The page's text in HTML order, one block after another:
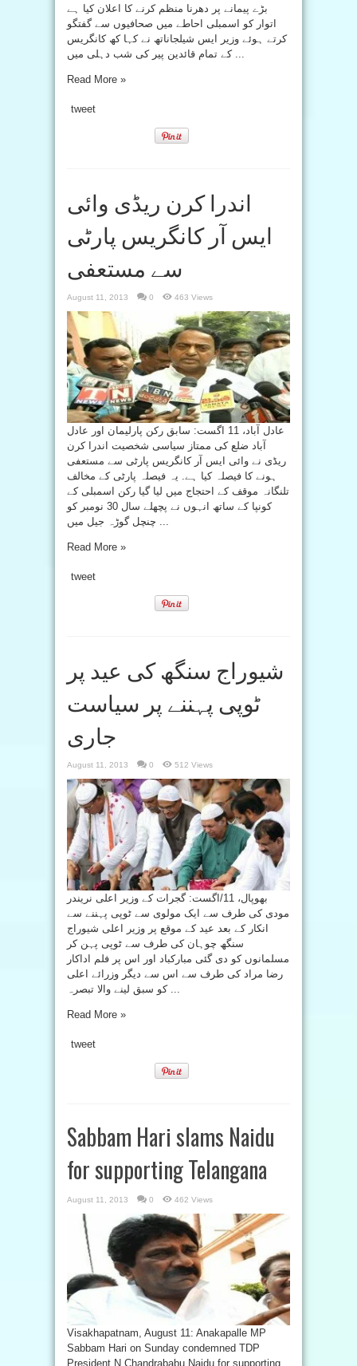
بڑے پیمانے پر دھرنا منظم کرنے کا اعلان کیا ہے
اتوار کو اسمبلی احاطے میں صحافیوں سے گفتگو
کرتے ہوئے وزیر ایس شیلجاناتھ نے کہا کھ کانگریس
کے تمام قائدین پیر کی شب دہلی میں ...
Read More »
tweet
اندرا کرن ریڈی وائی
ایس آر کانگریس پارٹی
سے مستعفی
August 11, 2013 0 463 Views
عادل آباد، 11 اگست: سابق رکن پارلیمان اور عادل
آباد ضلع کی ممتاز سیاسی شخصیت اندرا کرن
ریڈی نے وائی ایس آر کانگریس پارٹی سے مستعفی
ہونے کا فیصلہ کیا ہے. یہ فیصلہ پارٹی کے مخالف
تلنگانہ موقف کے احتجاج میں لیا گیا رکن اسمبلی کے
کونپا کے ساتھ انہوں نے پچھلے سال 30 نومبر کو
چنچل گوڑہ جیل میں ...
Read More »
tweet
شیوراج سنگھ کی عید پر
ٹوپی پہننے پر سیاست
جاری
August 11, 2013 0 512 Views
بھوپال، 11/اگست: گجرات کے وزیر اعلی نریندر
مودی کی طرف سے ایک مولوی سے ٹوپی پہننے سے
انکار کے بعد عید کے موقع پر وزیر اعلی شیوراج
سنگھ چوہان کی طرف سے ٹوپی پہن کر
مسلمانوں کو دی گئی مبارکباد اور اس پر فلم اداکار
رضا مراد کی طرف سے اس سے دیگر وزرائے اعلی
کو سبق لینے والا تبصرہ ...
Read More »
tweet
Sabbam Hari slams Naidu
for supporting Telangana
August 11, 2013 0 462 Views
Visakhapatnam, August 11: Anakapalle MP
Sabbam Hari on Sunday condemned TDP
President N Chandrababu Naidu for supporting